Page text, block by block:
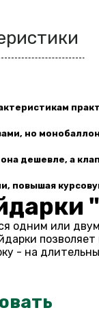
но
дешевле, а
повышая
одним или
- на